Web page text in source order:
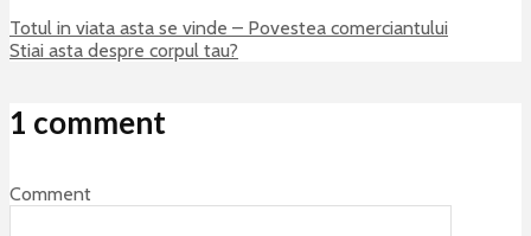
Totul in viata asta se vinde – Povestea comerciantului
Stiai asta despre corpul tau?
1 comment
Comment